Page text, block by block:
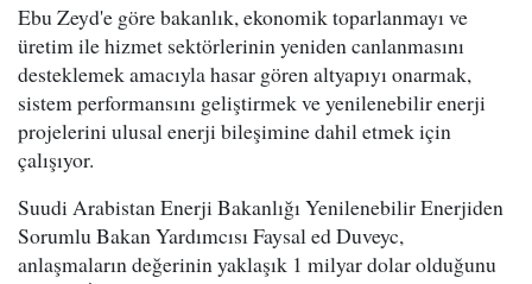
Ebu Zeyd'e göre bakanlık, ekonomik toparlanmayı ve
üretim ile hizmet sektörlerinin yeniden canlanmasını
desteklemek amacıyla hasar gören altyapıyı onarmak,
sistem performansını geliştirmek ve yenilenebilir enerji
projelerini ulusal enerji bileşimine dahil etmek için
çalışıyor.
Suudi Arabistan Enerji Bakanlığı Yenilenebilir Enerjiden
Sorumlu Bakan Yardımcısı Faysal ed Duveyc,
anlaşmaların değerinin yaklaşık 1 milyar dolar olduğunu